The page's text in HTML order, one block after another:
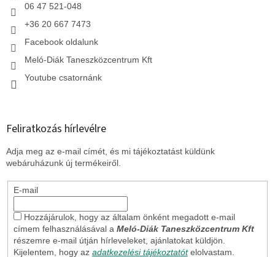
06 47 521-048
+36 20 667 7473
Facebook oldalunk
Meló-Diák Taneszközcentrum Kft
Youtube csatornánk
Feliratkozás hírlevélre
Adja meg az e-mail címét, és mi tájékoztatást küldünk
webáruházunk új termékeiről.
E-mail
Hozzájárulok, hogy az általam önként megadott e-mail
címem felhasználásával a Meló-Diák Taneszközcentrum Kft
részemre e-mail útján hírleveleket, ajánlatokat küldjön.
Kijelentem, hogy az adatkezelési tájékoztatót elolvastam.